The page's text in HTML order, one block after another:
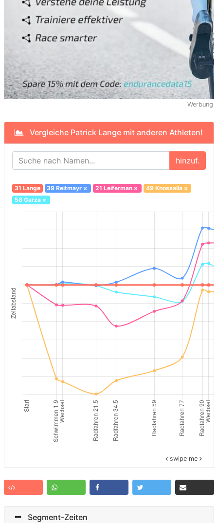
Werbung
Vergleiche Patrick Lange mit anderen Athleten!
hinzuf.
31 Lange 39 Reitmayr × 21 Leiferman× 49 Knossalla×
58 Garza×
swipe me
Segment-Zeiten